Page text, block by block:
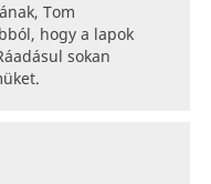
Tom
hogy a lapok
sokan